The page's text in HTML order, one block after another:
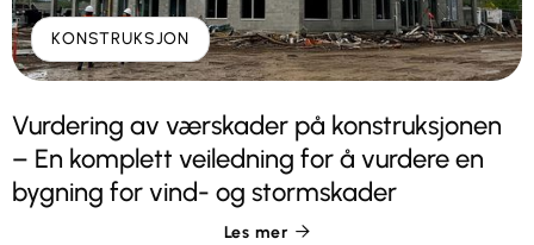
KONSTRUKSJON
Vurdering av værskader på konstruksjonen
– En komplett veiledning for å vurdere en
bygning for vind- og stormskader
Les mer 